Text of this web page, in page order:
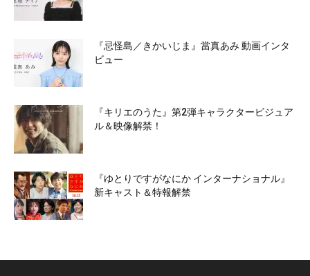
『忌怪島／きかいじま』當真あみ 動画インタ
ビュー
『キリエのうた』第2弾キャラクタービジュア
ル＆映像解禁！
『ゆとりですがなにか インターナショナル』
新キャスト＆特報解禁